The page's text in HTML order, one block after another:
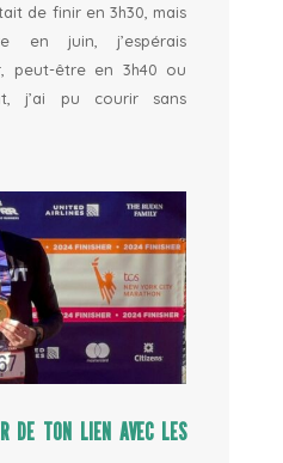
de finir en 3h30, mais
en juin, j’espérais
peut-être en 3h40 ou
j’ai pu courir sans
DE TON LIEN AVEC LES